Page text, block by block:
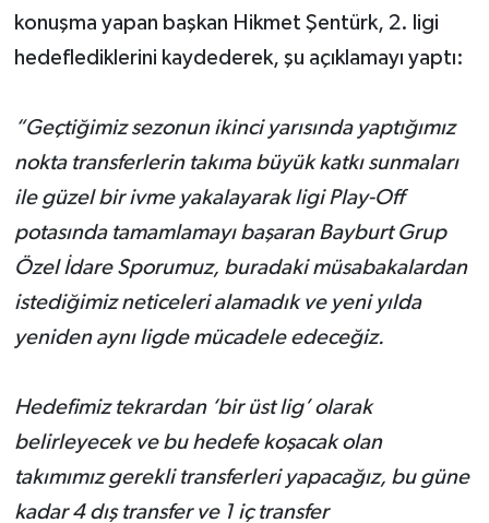
konuşma yapan başkan Hikmet Şentürk, 2. ligi
hedeflediklerini kaydederek, şu açıklamayı yaptı:
“Geçtiğimiz sezonun ikinci yarısında yaptığımız
nokta transferlerin takıma büyük katkı sunmaları
ile güzel bir ivme yakalayarak ligi Play-Off
potasında tamamlamayı başaran Bayburt Grup
Özel İdare Sporumuz, buradaki müsabakalardan
istediğimiz neticeleri alamadık ve yeni yılda
yeniden aynı ligde mücadele edeceğiz.
Hedefimiz tekrardan ‘bir üst lig’ olarak
belirleyecek ve bu hedefe koşacak olan
takımımız gerekli transferleri yapacağız, bu güne
kadar 4 dış transfer ve 1 iç transfer